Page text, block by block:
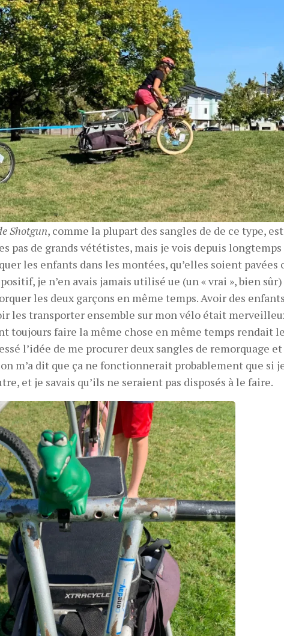
Shotgun, comme la plupart des sangles de de ce type,
pas de grands vététistes, mais je vois depuis longtemps
les enfants dans les montées, qu’elles soient pavées
je n’en avais jamais utilisé ue (un « vrai », bien
les deux garçons en même temps. Avoir des
les transporter ensemble sur mon vélo était
toujours faire la même chose en même temps rendait le
l’idée de me procurer deux sangles de remorquage et
m’a dit que ça ne fonctionnerait probablement que si
et je savais qu’ils ne seraient pas disposés à le faire.